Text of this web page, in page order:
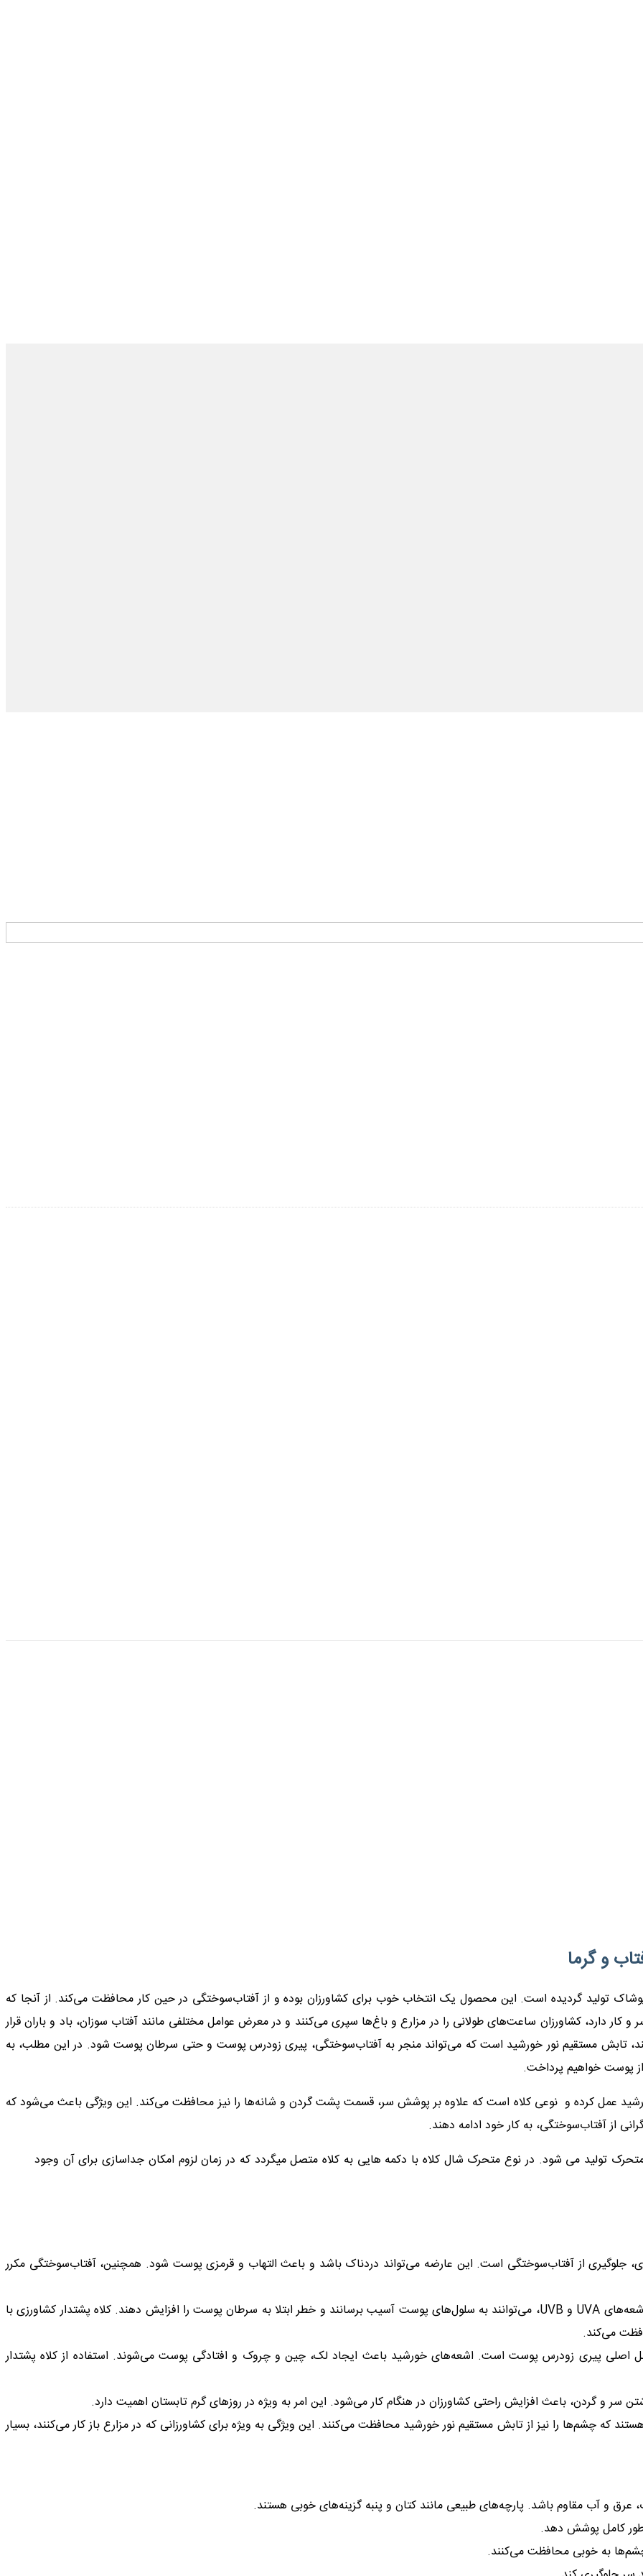
و گرما
پوشاک تولید گردیده است. این محصول یک انتخاب خوب برای کشاورزان بوده و از آفتاب‌سوختگی در حین کار محافظت می‌کند. از آنجا که
دارد، کشاورزان ساعت‌های طولانی را در مزارع و باغ‌ها سپری می‌کنند و در معرض عوامل مختلفی مانند آفتاب سوزان، باد و باران قرار
تابش مستقیم نور خورشید است که می‌تواند منجر به آفتاب‌سوختگی، پیری زودرس پوست و حتی سرطان پوست شود. در این مطلب، به
پوست خواهیم پرداخت.
عمل کرده و نوعی کلاه است که علاوه بر پوشش سر، قسمت پشت گردن و شانه‌ها را نیز محافظت می‌کند. این ویژگی باعث می‌شود که
از آفتاب‌سوختگی، به کار خود ادامه دهند.
تولید می شود. در نوع متحرک شال کلاه با دکمه هایی به کلاه متصل میگردد که در زمان لزوم امکان جداسازی برای آن وجود
جلوگیری از آفتاب‌سوختگی است. این عارضه می‌تواند دردناک باشد و باعث التهاب و قرمزی پوست شود. همچنین، آفتاب‌سوختگی مکرر
اشعه‌های مضر خورشید، به ویژه اشعه‌های UVA و UVB، می‌توانند به سلول‌های پوست آسیب برسانند و خطر ابتلا به سرطان پوست را افزایش دهند. کلاه پشتدار کشاورزی با
می‌کند.
اصلی پیری زودرس پوست است. اشعه‌های خورشید باعث ایجاد لک، چین و چروک و افتادگی پوست می‌شوند. استفاده از کلاه پشتدار
سر و گردن، باعث افزایش راحتی کشاورزان در هنگام کار می‌شود. این امر به ویژه در روزهای گرم تابستان اهمیت دارد.
که چشم‌ها را نیز از تابش مستقیم نور خورشید محافظت می‌کنند. این ویژگی به ویژه برای کشاورزانی که در مزارع باز کار می‌کنند، بسیار
عرق و آب مقاوم باشد. پارچه‌های طبیعی مانند کتان و پنبه گزینه‌های خوبی هستند.
طور کامل پوشش دهد.
به خوبی محافظت می‌کنند.